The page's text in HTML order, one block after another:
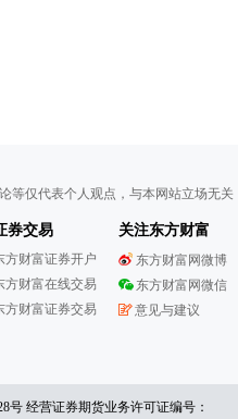
等仅代表个人观点，与本网站立场无
券交易
方财富证券开户
方财富在线交易
方财富证券交易
关注东方财富
东方财富网微博
东方财富网微信
意见与建议
号 经营证券期货业务许可证编号：